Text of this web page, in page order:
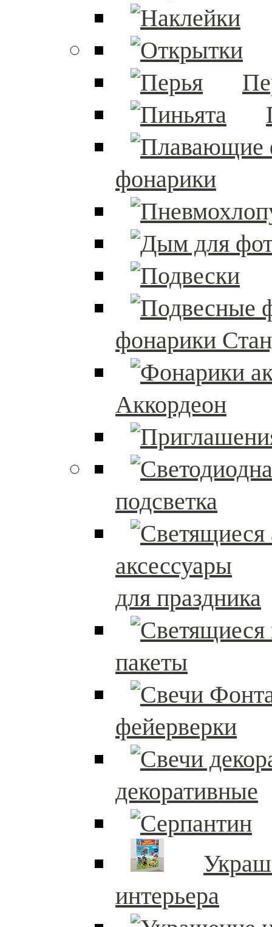
фонарики
фонарики
Аккордеон
подсветка
аксессуары
для праздника
пакеты
фейерверки
декоративные
интерьера